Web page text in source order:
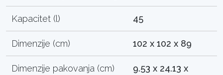
Kapacitet (l) 45
Dimenzije (cm) 102 x 102 x 89
Dimenzije pakovanja (cm)
9.53 x 24.13 x